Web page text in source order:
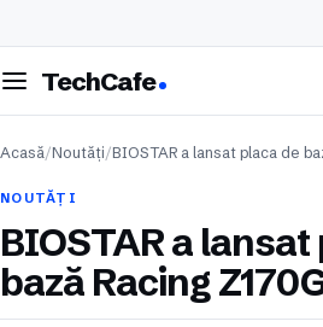
meniul
TechCafe
Acasă/Noutăți/BIOSTAR a lansat placa de
NOUTĂȚI
BIOSTAR a
bază Racing